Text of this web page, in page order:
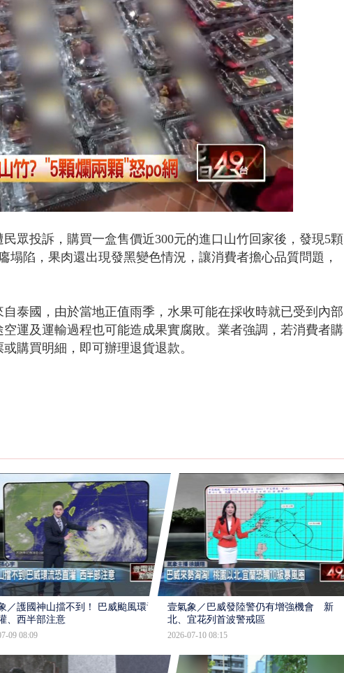
:
眾投訴，購買一盒售價近300元的進口山竹回家後，發現5顆
塌陷，果肉還出現發黑變色情況，讓消費者擔心品質問題，
泰國，由於當地正值雨季，水果可能在採收時就已受到內部
運及運輸過程也可能造成果實腐敗。業者強調，若消費者購
購買明細，即可辦理退貨退款。
／護國神山擋不到！ 巴威颱風環流
、西半部注意
09 08:09
壹氣象／巴威發陸警仍有增強機會 新
北、宜花列首波警戒區
2026-07-10 08:15